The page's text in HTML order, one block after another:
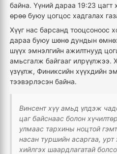
байна. Үүний дараа 19:23 цагт
өрөө буюу цогцос хадгалах
Хүүг нас барсанд тооцсоноос
дараа буюу шөнө дундын
шүүх эмнэлгийн ажилтнууд
амьсгалж байгааг илрүүлжээ.
үзүүлж, Финиксийн хүүхдийн
тээвэрлэсэн байна.
Винсент хүү амьд үлдэж
цаг байснаас болон
улмаас тархины ноцтой
насан туршийн асаргаа,
хийлгэх шаардлагатай